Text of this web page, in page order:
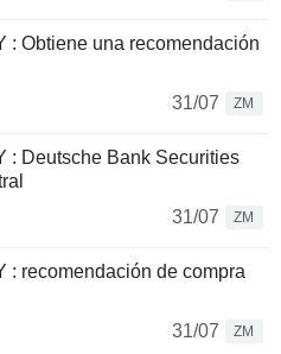
: Obtiene una recomendación
31/07
ZM
: Deutsche Bank Securities
31/07
ZM
: recomendación de compra
31/07
ZM